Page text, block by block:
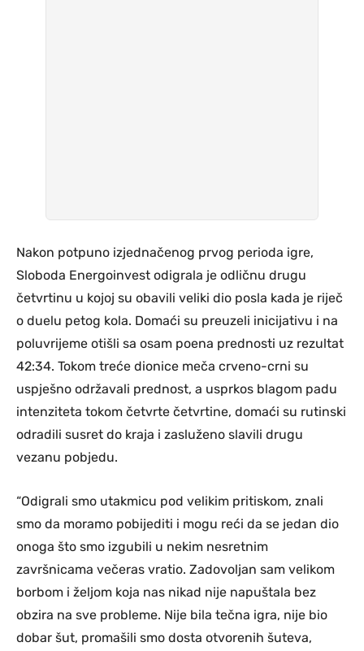
Nakon potpuno izjednačenog prvog perioda igre,
Sloboda Energoinvest odigrala je odličnu drugu
četvrtinu u kojoj su obavili veliki dio posla kada je riječ
o duelu petog kola. Domaći su preuzeli inicijativu i na
poluvrijeme otišli sa osam poena prednosti uz rezultat
42:34. Tokom treće dionice meča crveno-crni su
uspješno održavali prednost, a usprkos blagom padu
intenziteta tokom četvrte četvrtine, domaći su rutinski
odradili susret do kraja i zasluženo slavili drugu
vezanu pobjedu.
“Odigrali smo utakmicu pod velikim pritiskom, znali
smo da moramo pobijediti i mogu reći da se jedan dio
onoga što smo izgubili u nekim nesretnim
završnicama večeras vratio. Zadovoljan sam velikom
borbom i željom koja nas nikad nije napuštala bez
obzira na sve probleme. Nije bila tečna igra, nije bio
dobar šut, promašili smo dosta otvorenih šuteva,